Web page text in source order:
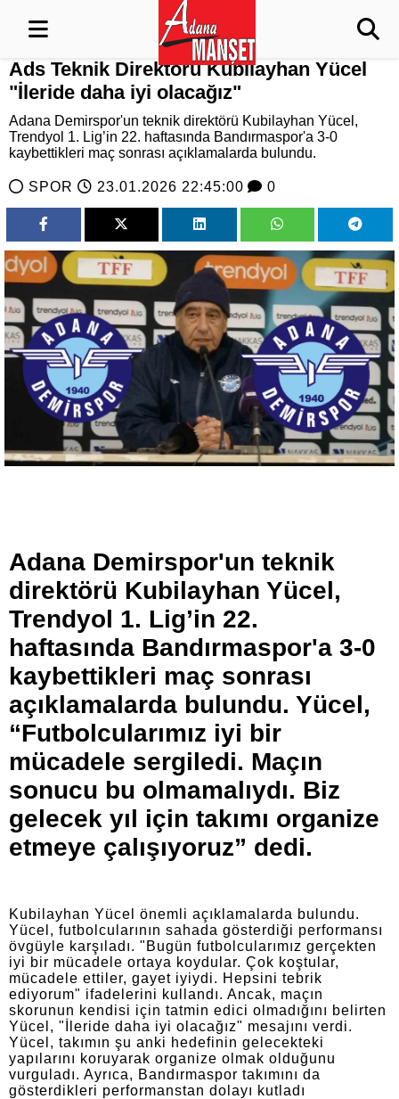
Ads Teknik Direktörü Kubilayhan Yücel
"İleride daha iyi olacağız"
Adana Demirspor'un teknik direktörü Kubilayhan Yücel,
Trendyol 1. Lig’in 22. haftasında Bandırmaspor'a 3-0
kaybettikleri maç sonrası açıklamalarda bulundu.
SPOR 23.01.2026 22:45:00 0
Adana Demirspor'un teknik
direktörü Kubilayhan Yücel,
Trendyol 1. Lig’in 22.
haftasında Bandırmaspor'a 3-0
kaybettikleri maç sonrası
açıklamalarda bulundu. Yücel,
“Futbolcularımız iyi bir
mücadele sergiledi. Maçın
sonucu bu olmamalıydı. Biz
gelecek yıl için takımı organize
etmeye çalışıyoruz” dedi.
Kubilayhan Yücel önemli açıklamalarda bulundu.
Yücel, futbolcularının sahada gösterdiği performansı
övgüyle karşıladı. "Bugün futbolcularımız gerçekten
iyi bir mücadele ortaya koydular. Çok koştular,
mücadele ettiler, gayet iyiydi. Hepsini tebrik
ediyorum" ifadelerini kullandı. Ancak, maçın
skorunun kendisi için tatmin edici olmadığını belirten
Yücel, "İleride daha iyi olacağız" mesajını verdi.
Yücel, takımın şu anki hedefinin gelecekteki
yapılarını koruyarak organize olmak olduğunu
vurguladı. Ayrıca, Bandırmaspor takımını da
gösterdikleri performanstan dolayı kutladı